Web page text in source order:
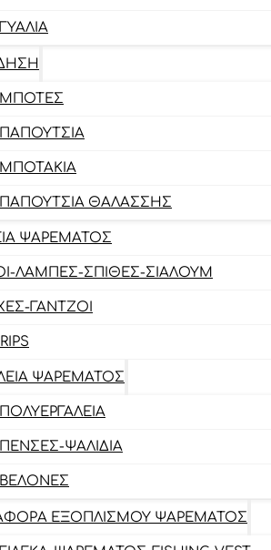
ΓΥΑΛΙΆ
ΜΠΌΤΕΣ
ΠΑΠΟΎΤΣΙΑ
ΜΠΟΤΆΚΙΑ
ΠΑΠΟΎΤΣΙΑ ΘΑΛΆΣΣΗΣ
ΨΑΡΈΜΑΤΟΣ
ΛΆΜΠΕΣ-ΣΠΊΘΕΣ-ΣΊΑΛΟΥΜ
ΓΆΝΤΖΟΙ
ΨΑΡΈΜΑΤΟΣ
ΠΟΛΥΕΡΓΑΛΕΊΑ
ΠΈΝΣΕΣ-ΨΑΛΊΔΙΑ
ΒΕΛΌΝΕΣ
ΕΞΟΠΛΙΣΜΟΎ ΨΑΡΈΜΑΤΟΣ